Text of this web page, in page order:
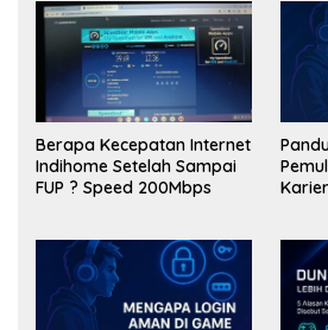
Berapa Kecepatan Internet
Indihome Setelah Sampai
FUP ? Speed 200Mbps